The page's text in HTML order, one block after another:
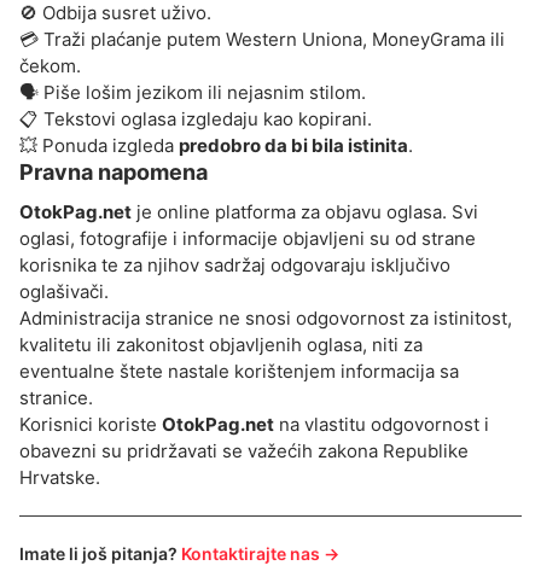
🚫 Odbija susret uživo.
💳 Traži plaćanje putem Western Uniona, MoneyGrama ili
čekom.
🗣️ Piše lošim jezikom ili nejasnim stilom.
📋 Tekstovi oglasa izgledaju kao kopirani.
💥 Ponuda izgleda predobro da bi bila istinita.
Pravna napomena
OtokPag.net je online platforma za objavu oglasa. Svi
oglasi, fotografije i informacije objavljeni su od strane
korisnika te za njihov sadržaj odgovaraju isključivo
oglašivači.
Administracija stranice ne snosi odgovornost za istinitost,
kvalitetu ili zakonitost objavljenih oglasa, niti za
eventualne štete nastale korištenjem informacija sa
stranice.
Korisnici koriste OtokPag.net na vlastitu odgovornost i
obavezni su pridržavati se važećih zakona Republike
Hrvatske.
Imate li još pitanja? Kontaktirajte nas →